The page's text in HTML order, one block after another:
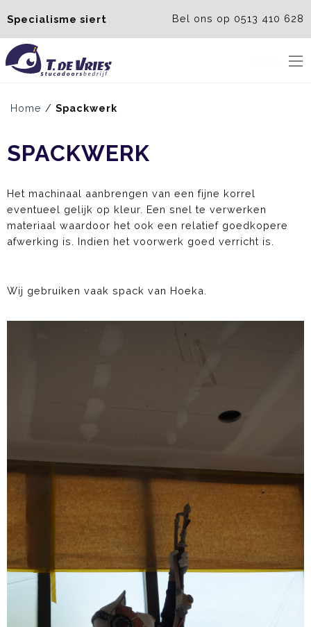
Specialisme siert Bel ons op 0513 410 628
Home / Spackwerk
SPACKWERK
Het machinaal aanbrengen van een fijne korrel
eventueel gelijk op kleur. Een snel te verwerken
materiaal waardoor het ook een relatief goedkopere
afwerking is. Indien het voorwerk goed verricht is.
Wij gebruiken vaak spack van Hoeka.